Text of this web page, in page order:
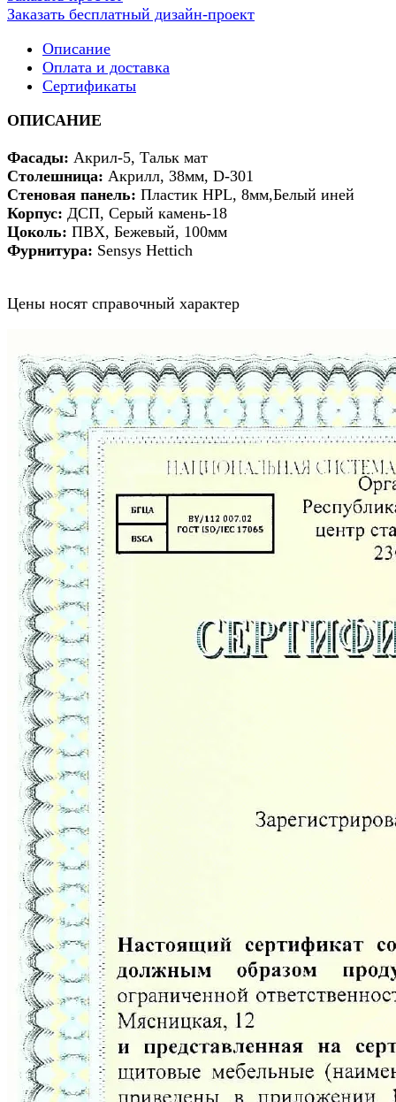
Заказать бесплатный дизайн-проект
Описание
Оплата и доставка
Сертификаты
ОПИСАНИЕ
Фасады: Акрил-5, Тальк мат
Столешница: Акрилл, 38мм, D-301
Стеновая панель: Пластик HPL, 8мм,Белый иней
Корпус: ДСП, Серый камень-18
Цоколь: ПВХ, Бежевый, 100мм
Фурнитура: Sensys Hettich
Цены носят справочный характер